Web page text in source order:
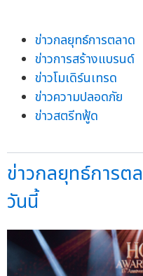
ข่าวกลยุทธ์การตลาด
ข่าวการสร้างแบรนด์
ข่าวโมเดิร์นเทรด
ข่าวความปลอดภัย
ข่าวสตรีทฟู้ด
ข่าวกลยุทธ์การต
วันนี้